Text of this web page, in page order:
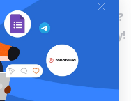
який щойно випав?
під ялинку!
кілька
у 2022 році